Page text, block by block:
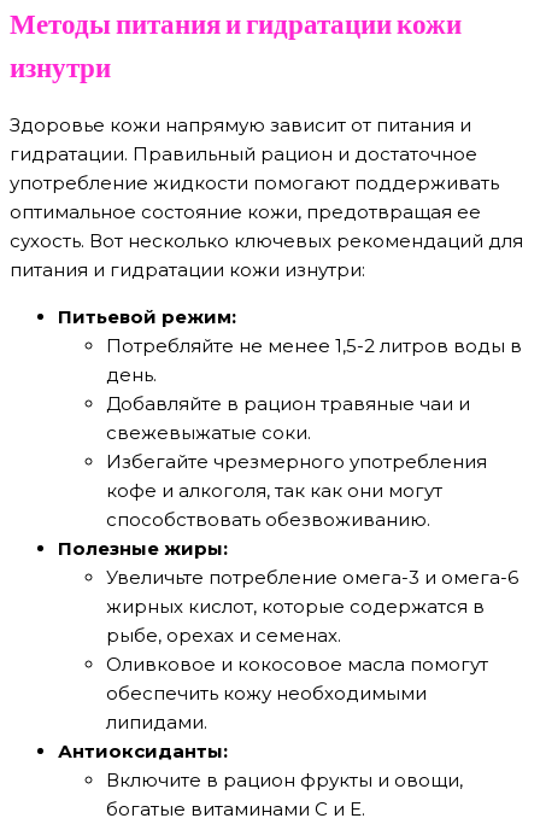
Методы питания и гидратации кожи
изнутри
Здоровье кожи напрямую зависит от питания и
гидратации. Правильный рацион и достаточное
употребление жидкости помогают поддерживать
оптимальное состояние кожи, предотвращая ее
сухость. Вот несколько ключевых рекомендаций для
питания и гидратации кожи изнутри:
Питьевой режим:
Потребляйте не менее 1,5-2 литров воды в
день.
Добавляйте в рацион травяные чаи и
свежевыжатые соки.
Избегайте чрезмерного употребления
кофе и алкоголя, так как они могут
способствовать обезвоживанию.
Полезные жиры:
Увеличьте потребление омега-3 и омега-6
жирных кислот, которые содержатся в
рыбе, орехах и семенах.
Оливковое и кокосовое масла помогут
обеспечить кожу необходимыми
липидами.
Антиоксиданты:
Включите в рацион фрукты и овощи,
богатые витаминами C и E.